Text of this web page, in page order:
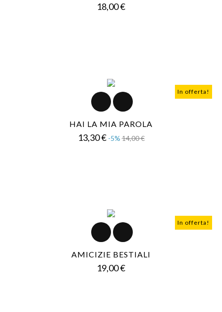
18,00 €Prezzo
In offerta!
HAI LA MIA PAROLA
13,30 € Prezzo
-5% 14,00 €Prezzo
In offerta!
AMICIZIE BESTIALI
19,00 €Prezzo